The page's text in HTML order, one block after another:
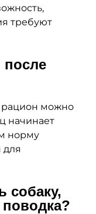
требуют
рацион можно
начинает
норму
для
собаку,
поводка?